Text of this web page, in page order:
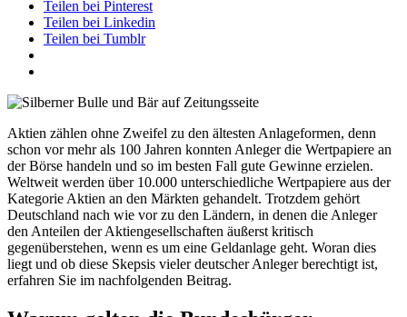
Teilen bei Pinterest
Teilen bei Linkedin
Teilen bei Tumblr
Aktien zählen ohne Zweifel zu den ältesten Anlageformen, denn
schon vor mehr als 100 Jahren konnten Anleger die Wertpapiere an
der Börse handeln und so im besten Fall gute Gewinne erzielen.
Weltweit werden über 10.000 unterschiedliche Wertpapiere aus der
Kategorie Aktien an den Märkten gehandelt. Trotzdem gehört
Deutschland nach wie vor zu den Ländern, in denen die Anleger
den Anteilen der Aktiengesellschaften äußerst kritisch
gegenüberstehen, wenn es um eine Geldanlage geht. Woran dies
liegt und ob diese Skepsis vieler deutscher Anleger berechtigt ist,
erfahren Sie im nachfolgenden Beitrag.